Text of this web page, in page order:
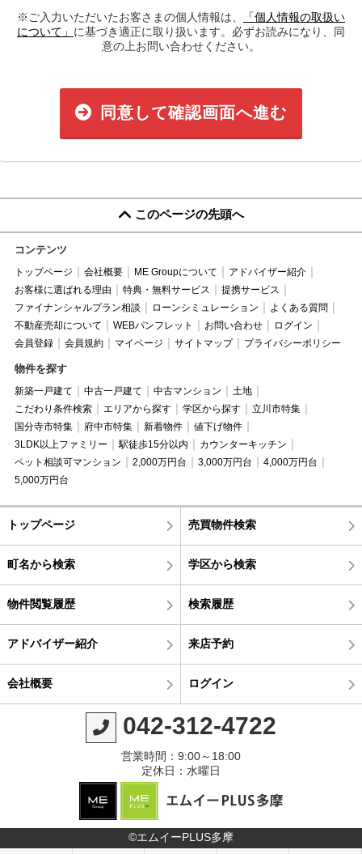
※ご入力いただいたお客さまの個人情報は、
「個人情報の取扱い
について」 に基づき適正に取り扱います。必ずお読みになり、同
意の上お問い合わせください。
同意して確認画面へ進む
このページの先頭へ
コンテンツ
トップページ 会社概要 ME Groupについて
アドバイザー紹介
お客様に選ばれる理由
特典・無料サービス
提携サービス
ファイナンシャルプラン相談
ローンシミュレーション
よくある質問
不動産売却について
WEBパンフレット お問い合わせ
ログイン
会員登録
会員規約 マイページ サイトマップ プライバシーポリシー
物件を探す
新築一戸建て 中古一戸建て 中古マンション
土地
こだわり条件検索
エリアから探す 学区から探す
立川市特集
国分寺市特集
府中市特集 新着物件
値下げ物件
3LDK以上ファミリー
駅徒歩15分以内
カウンターキッチン
ペット相談可マンション
2,000万円台 3,000万円台
4,000万円台
5,000万円台
トップページ 売買物件検索
町名から検索 学区から検索
物件閲覧履歴 検索履歴
アドバイザー紹介 来店予約
会社概要 ログイン
042-312-4722
営業時間：9:00～18:00
定休日：水曜日
©エムイーPLUS多摩